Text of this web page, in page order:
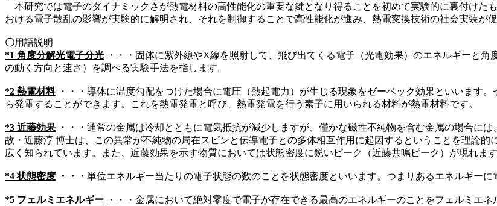
本研究では電子のダイナミックさが熱電材料の高性能化の重要な鍵となり得ることを初めて実験的に裏付けた
おける電子散乱の影響が実験的に解明され、それを制御することで高性能化が進み、熱電変換技術の社会実装が
〇用語説明
*1 角度分解光電子分光 ・・・固体に紫外線やX線を照射して、飛び出てくる電子（光電効果）のエネルギーと
の動く方向と速さ）を調べる実験手法を指します。
*2 熱電材料・・・導体に温度勾配をつけた場合に電圧（熱起電力）が生じる現象をゼーベック効果といいます
ら発電することができます。これを熱電発電と呼び、熱電発電を行う素子に用いられる材料が熱電材料です。
*3 近藤効果 ・・・ 通常の金属は冷却とともに電気抵抗が減少しますが、僅かな磁性不純物を含む金属の場合に
故・近藤淳 博士は、この異常が不純物の局在スピンと伝導電子との多体相互作用に起因するということを理論
広く知られています。また、近藤効果を示す物質においては状態密度に鋭いピーク（近藤共鳴ピーク）が現れます
*4状態密度 ・・・ 単位エネルギー当たりの電子状態の数のことを状態密度といいます。つまりあるエネルギーに
*5 フェルミエネルギー ・・・ 金属において絶対零度で電子が存在できる最高のエネルギーのことをフェルミエ